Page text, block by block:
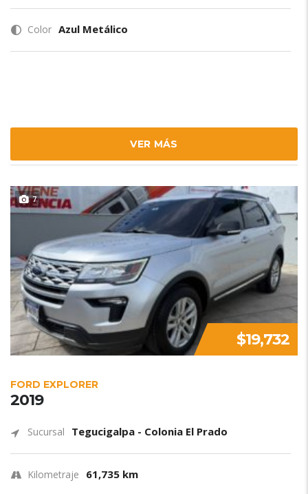
Color Azul Metálico
VER MÁS
7
$19,732
FORD EXPLORER
2019
Sucursal Tegucigalpa - Colonia El Prado
Kilometraje 61,735 km